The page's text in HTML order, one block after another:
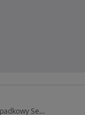
2967 cm3 • 344 KM • S6 3.0 344 PS Facelift HD-Matrix Kamera 360 Bezwypadkowy Serwisowany